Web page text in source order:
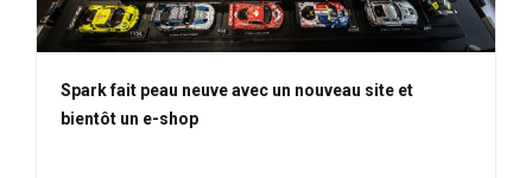
Spark fait peau neuve avec un nouveau site et
bientôt un e-shop